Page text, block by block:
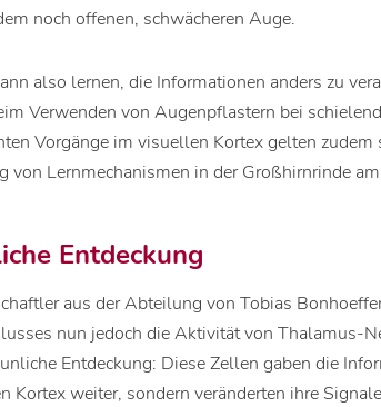
noch offenen, schwächeren Auge.
also lernen, die Informationen anders zu
Verwenden von Augenpflastern bei
Vorgänge im visuellen Kortex gelten
von Lernmechanismen in der Großhirnrinde
Entdeckung
aus der Abteilung von Tobias
nun jedoch die Aktivität von Thalamus-
Entdeckung: Diese Zellen gaben die
Kortex weiter, sondern veränderten ihre